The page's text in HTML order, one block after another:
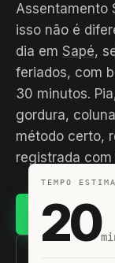
Assentamento
isso não é
dia em Sapé,
feriados, com
30 minutos.
gordura,
método certo,
registrada com
TEMPO
20